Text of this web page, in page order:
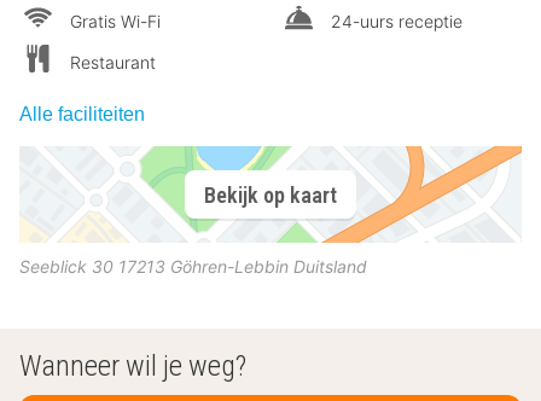
Gratis Wi-Fi
Restaurant
24-uurs receptie
Alle faciliteiten
Bekijk op kaart
Seeblick 30 17213 Göhren-Lebbin Duitsland
Wanneer wil je weg?